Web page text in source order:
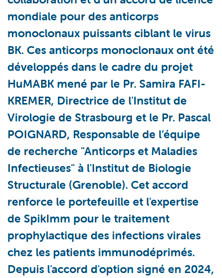
mondiale pour des anticorps
monoclonaux puissants ciblant le virus
BK. Ces anticorps monoclonaux ont été
développés dans le cadre du projet
HuMABK mené par le Pr. Samira FAFI-
KREMER, Directrice de l'Institut de
Virologie de Strasbourg et le Pr. Pascal
POIGNARD, Responsable de l’équipe
de recherche "Anticorps et Maladies
Infectieuses" à l'Institut de Biologie
Structurale (Grenoble). Cet accord
renforce le portefeuille et l'expertise
de SpikImm pour le traitement
prophylactique des infections virales
chez les patients immunodéprimés.
Depuis l'accord d'option signé en 2024,